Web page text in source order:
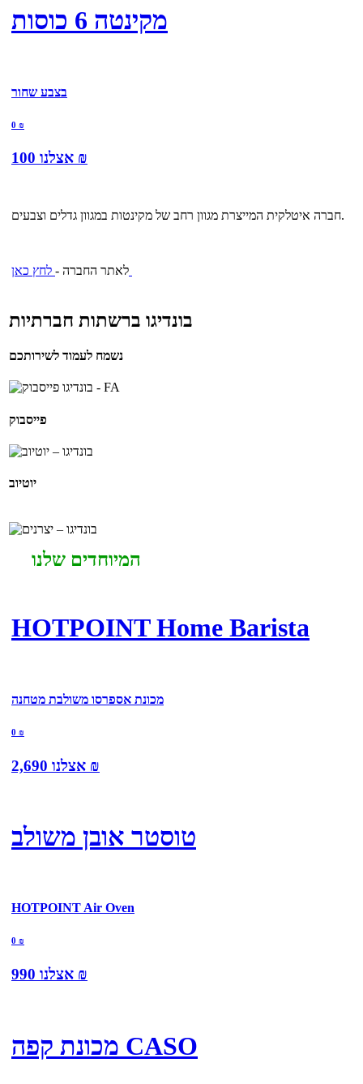
מקינטה 6 כוסות
בצבע שחור
0 ₪
אצלנו ₪
חברה איטלקית המייצרת מגוון רחב של מקינטות במגוון גדלים וצבעים.
לאתר החברה -
בונדיגו ברשתות חברתיות
נשמח לעמוד לשירותכם
פייסבוק
יוטיוב
המיוחדים שלנו
HOTPOINT Home Barista
מכונת אספרסו משולבת מטחנה
0 ₪
אצלנו 2,690 ₪
טוסטר אובן משולב
HOTPOINT Air Oven
0 ₪
אצלנו 990 ₪
מכונת קפה CASO